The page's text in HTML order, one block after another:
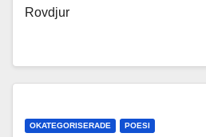
Rovdjur
OKATEGORISERADE POESI